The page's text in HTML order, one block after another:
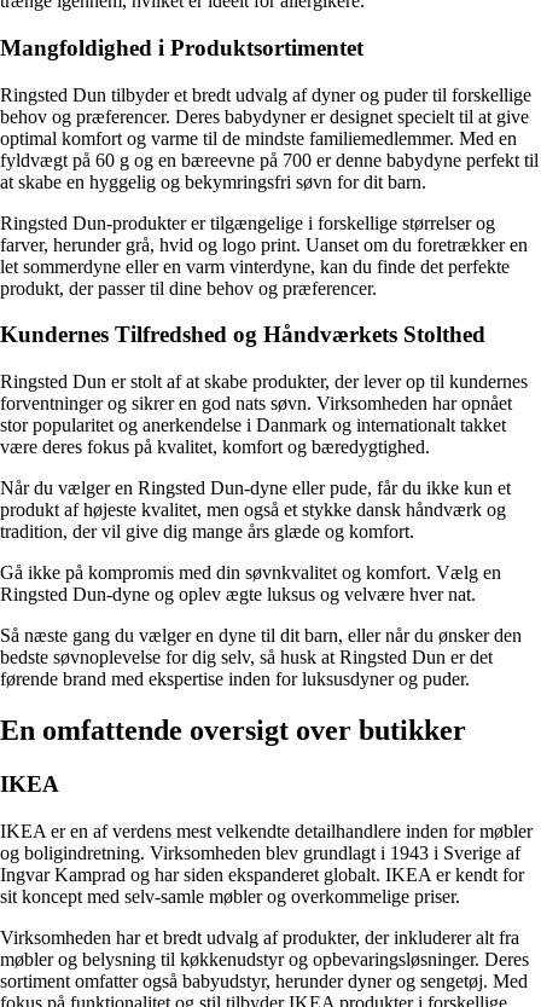
Mangfoldighed i Produktsortimentet
Ringsted Dun tilbyder et bredt udvalg af dyner og puder til forskellige
behov og præferencer. Deres babydyner er designet specielt til at give
optimal komfort og varme til de mindste familiemedlemmer. Med en
fyldvægt på 60 g og en bæreevne på 700 er denne babydyne perfekt til
at skabe en hyggelig og bekymringsfri søvn for dit barn.
Ringsted Dun-produkter er tilgængelige i forskellige størrelser og
farver, herunder grå, hvid og logo print. Uanset om du foretrækker en
let sommerdyne eller en varm vinterdyne, kan du finde det perfekte
produkt, der passer til dine behov og præferencer.
Kundernes Tilfredshed og Håndværkets Stolthed
Ringsted Dun er stolt af at skabe produkter, der lever op til kundernes
forventninger og sikrer en god nats søvn. Virksomheden har opnået
stor popularitet og anerkendelse i Danmark og internationalt takket
være deres fokus på kvalitet, komfort og bæredygtighed.
Når du vælger en Ringsted Dun-dyne eller pude, får du ikke kun et
produkt af højeste kvalitet, men også et stykke dansk håndværk og
tradition, der vil give dig mange års glæde og komfort.
Gå ikke på kompromis med din søvnkvalitet og komfort. Vælg en
Ringsted Dun-dyne og oplev ægte luksus og velvære hver nat.
Så næste gang du vælger en dyne til dit barn, eller når du ønsker den
bedste søvnoplevelse for dig selv, så husk at Ringsted Dun er det
førende brand med ekspertise inden for luksusdyner og puder.
En omfattende oversigt over butikker
IKEA
IKEA er en af verdens mest velkendte detailhandlere inden for møbler
og boligindretning. Virksomheden blev grundlagt i 1943 i Sverige af
Ingvar Kamprad og har siden ekspanderet globalt. IKEA er kendt for
sit koncept med selv-samle møbler og overkommelige priser.
Virksomheden har et bredt udvalg af produkter, der inkluderer alt fra
møbler og belysning til køkkenudstyr og opbevaringsløsninger. Deres
sortiment omfatter også babyudstyr, herunder dyner og sengetøj. Med
fokus på funktionalitet og stil tilbyder IKEA produkter i forskellige